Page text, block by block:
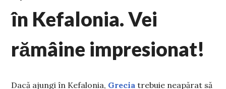
în Kefalonia. Vei
rămâine impresionat!
Dacă ajungi în Kefalonia, Grecia trebuie neapărat să